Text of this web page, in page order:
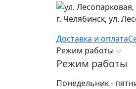
г. Челябинск, ул.
Доставка и оплата
Режим работы
Режим работы
Понедельник -